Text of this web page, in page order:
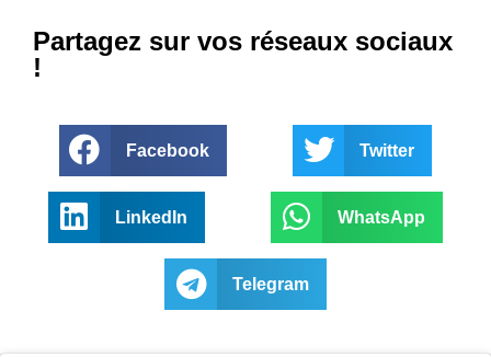
Partagez sur vos réseaux sociaux
!
Facebook Twitter
LinkedIn WhatsApp
Telegram